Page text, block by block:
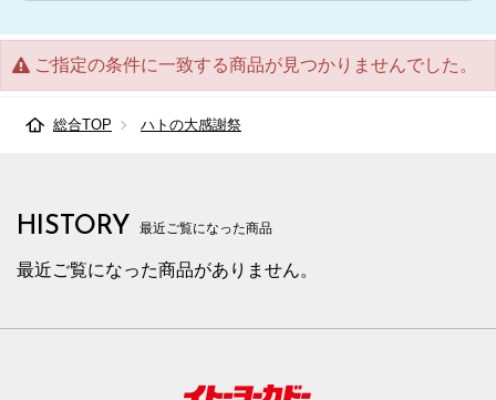
ご指定の条件に一致する商品が見つかりませんでした。
総合TOP ハトの大感謝祭
HISTORY 最近ご覧になった商品
最近ご覧になった商品がありません。